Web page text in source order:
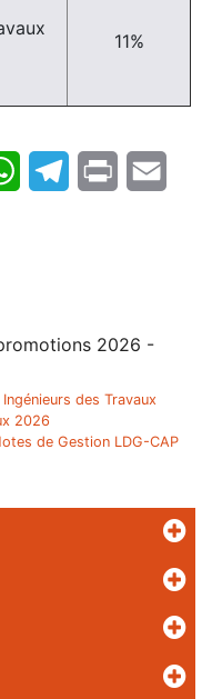
11%
WhatsAppTelegram
Print
2026 -
Ingénieurs des Travaux
2026
de Gestion LDG-CAP